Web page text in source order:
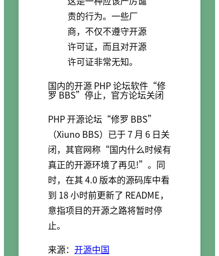
责的行为。一些厂
商，不仅不遵守开源
许可证，而且对开源
许可证非常无知。
国内的开源 PHP 论坛软件“修
罗 BBS”停止，官方论坛关闭
PHP 开源论坛“修罗 BBS”
（Xiuno BBS）已于 7 月 6 日关
闭，其官网称“国内什么时候有
真正的开源环境了再见!”。同
时，在其 4.0 版本的源码库中看
到 18 小时前更新了 README，
意指项目的开源之路将暂时停
止。
来源： 开源中国